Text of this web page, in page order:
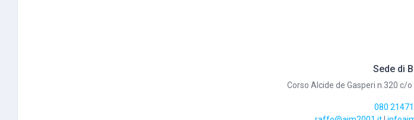
Sede di
Corso Alcide de Gasperi n.320 c/
080